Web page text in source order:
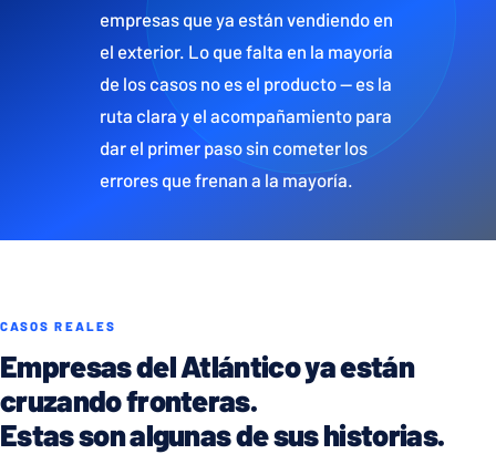
empresas que ya están vendiendo en
el exterior. Lo que falta en la mayoría
de los casos no es el producto — es la
ruta clara y el acompañamiento para
dar el primer paso sin cometer los
errores que frenan a la mayoría.
CASOS REALES
Empresas del Atlántico ya están
cruzando fronteras.
Estas son algunas de sus historias.